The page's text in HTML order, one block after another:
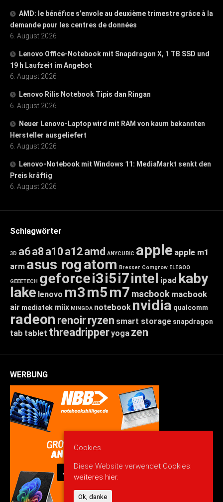
AMD: le bénéfice s’envole au deuxième trimestre grâce à la
demande pour les centres de données
6. August 2026
Lenovo Office-Notebook mit Snapdragon X, 1 TB SSD und
19 h Laufzeit im Angebot
6. August 2026
Lenovo Rilis Notebook Tipis dan Ringan
6. August 2026
Neuer Lenovo-Laptop wird mit RAM von kaum bekannten
Hersteller ausgeliefert
6. August 2026
Lenovo-Notebook mit Windows 11: MediaMarkt senkt den
Preis kräftig
6. August 2026
Schlagwörter
3D a6a8 a10 a12amd ANYCUBIC apple apple m1
arm asus rogatom Bresser Comgrow ELEGOO
GEEETECH geforcei3i5i7intel ipad kaby
lake lenovo m3m5m7 macbook macbook
air mediatek miix MINGDA notebook nvidia qualcomm
radeon renoirryzen smart storage snapdragon
tab tablet threadripperyoga zen
WERBUNG
Cookies
Diese Website verwendet Cookies:
weiteres hier.
Ok, danke